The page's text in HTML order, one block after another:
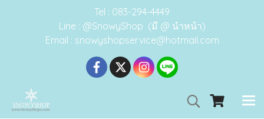
Tel : 083-294-4449
Line : @SnowyShop (มี @ นำหน้า)
Email : snowyshopservice@hotmail.com